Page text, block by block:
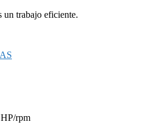
un trabajo eficiente.
rpm